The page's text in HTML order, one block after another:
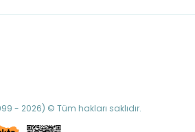
- 2026) © Tüm hakları saklıdır.